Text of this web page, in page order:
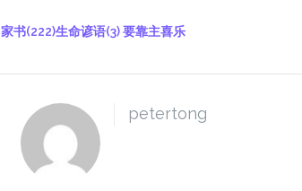
家书(222)生命谚语(3) 要靠主喜乐
petertong